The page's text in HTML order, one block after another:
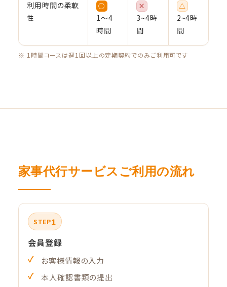
利用時間の柔軟
性
○
1〜4
時間
×
3~4時
間
△
2~4時
間
※ 1時間コースは週1回以上の定期契約でのみご利用可です
家事代行サービスご利用の流れ
STEP1
会員登録
お客様情報の入力
本人確認書類の提出